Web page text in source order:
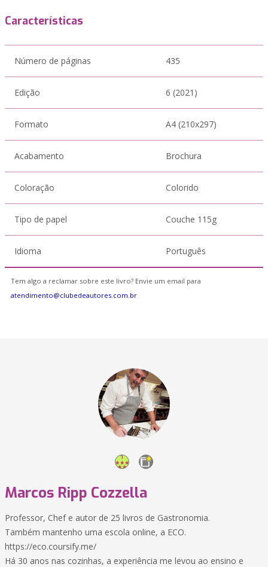
Características
Número de páginas 435
Edição 6 (2021)
Formato A4 (210x297)
Acabamento Brochura
Coloração Colorido
Tipo de papel Couche 115g
Idioma Português
Tem algo a reclamar sobre este livro? Envie um email para
atendimento@clubedeautores.com.br
Marcos Ripp Cozzella
Professor, Chef e autor de 25 livros de Gastronomia.
Também mantenho uma escola online, a ECO.
https://eco.coursify.me/
Há 30 anos nas cozinhas, a experiência me levou ao ensino e